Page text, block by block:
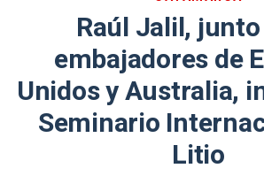
Raúl Jalil,
embajadores de
Unidos y Australia,
Seminario
Litio